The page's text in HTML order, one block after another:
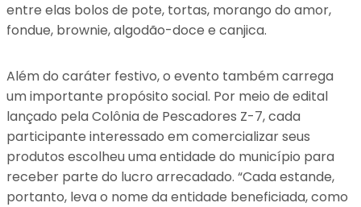
entre elas bolos de pote, tortas, morango do amor,
fondue, brownie, algodão-doce e canjica.
Além do caráter festivo, o evento também carrega
um importante propósito social. Por meio de edital
lançado pela Colônia de Pescadores Z-7, cada
participante interessado em comercializar seus
produtos escolheu uma entidade do município para
receber parte do lucro arrecadado. “Cada estande,
portanto, leva o nome da entidade beneficiada, como